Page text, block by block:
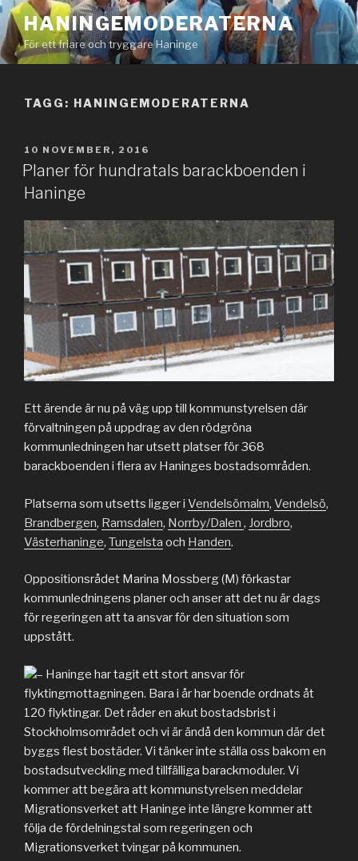
Hoppa
till
innehåll
HANINGEMODERATERNA
För ett friare och tryggare Haninge
TAGG: HANINGEMODERATERNA
PUBLICERAT
10 NOVEMBER, 2016
Planer för hundratals barackboenden i
Haninge
Ett ärende är nu på väg upp till kommunstyrelsen där
förvaltningen på uppdrag av den rödgröna
kommunledningen har utsett platser för 368
barackboenden i flera av Haninges bostadsområden.
Platserna som utsetts ligger i Vendelsömalm, Vendelsö,
Brandbergen, Ramsdalen, Norrby/Dalen , Jordbro,
Västerhaninge, Tungelsta och Handen.
Oppositionsrådet Marina Mossberg (M) förkastar
kommunledningens planer och anser att det nu är dags
för regeringen att ta ansvar för den situation som
uppstått.
– Haninge har tagit ett stort ansvar för
flyktingmottagningen. Bara i år har boende ordnats åt
120 flyktingar. Det råder en akut bostadsbrist i
Stockholmsområdet och vi är ändå den kommun där det
byggs flest bostäder. Vi tänker inte ställa oss bakom en
bostadsutveckling med tillfälliga barackmoduler. Vi
kommer att begära att kommunstyrelsen meddelar
Migrationsverket att Haninge inte längre kommer att
följa de fördelningstal som regeringen och
Migrationsverket tvingar på kommunen.